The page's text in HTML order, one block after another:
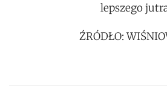
lepszego
ŹRÓDŁO: